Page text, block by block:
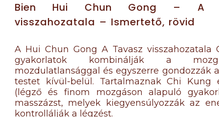
Bien Hui Chun Gong – A
visszahozatala – Ismertető, rövid
A Hui Chun Gong A Tavasz visszahozatala
gyakorlatok kombinálják a
mozdulatlansággal és egyszerre gondozzák
testet kívül-belül. Tartalmaznak Chi Kung
(légző és finom mozgáson alapuló
masszázst, melyek kiegyensúlyozzák az
kontrollálják a légzést.